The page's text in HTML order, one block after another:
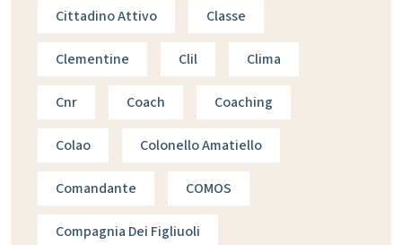
Cittadino Attivo Classe
Clementine Clil Clima
Cnr Coach Coaching
Colao Colonello Amatiello
Comandante COMOS
Compagnia Dei Figliuoli